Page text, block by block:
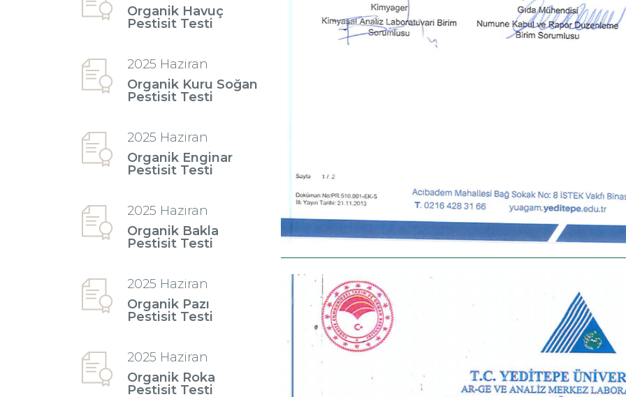
Organik Havuç
Pestisit Testi
2025 Haziran
Organik Kuru Soğan
Pestisit Testi
2025 Haziran
Organik Enginar
Pestisit Testi
2025 Haziran
Organik Bakla
Pestisit Testi
2025 Haziran
Organik Pazı
Pestisit Testi
2025 Haziran
Organik Roka
Pestisit Testi